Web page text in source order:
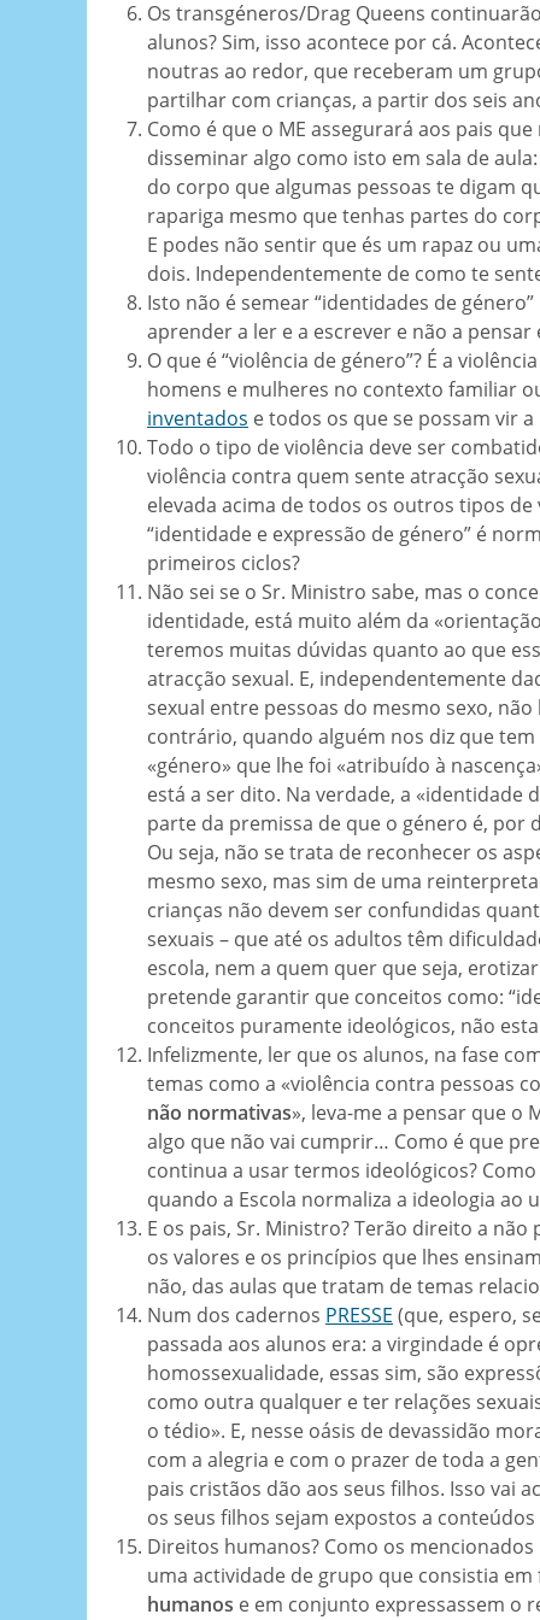
Os transgéneros/Drag Queens
alunos? Sim, isso acontece por cá.
noutras ao redor, que receberam um
partilhar com crianças, a partir dos seis
Como é que o ME assegurará aos pais
disseminar algo como isto em sala de
do corpo que algumas pessoas te digam
rapariga mesmo que tenhas partes do
E podes não sentir que és um rapaz ou
dois. Independentemente de como te
Isto não é semear “identidades de
aprender a ler e a escrever e não a pensar
O que é “violência de género”? É a
homens e mulheres no contexto familiar
inventados e todos os que se possam vir
Todo o tipo de violência deve ser
violência contra quem sente atracção
elevada acima de todos os outros tipos
“identidade e expressão de género” é
primeiros ciclos?
Não sei se o Sr. Ministro sabe, mas o
identidade, está muito além da
teremos muitas dúvidas quanto ao que
atracção sexual. E, independentemente
sexual entre pessoas do mesmo sexo,
contrário, quando alguém nos diz que
«género» que lhe foi «atribuído à
está a ser dito. Na verdade, a «identidade
parte da premissa de que o género é, por
Ou seja, não se trata de reconhecer os
mesmo sexo, mas sim de uma
crianças não devem ser confundidas
sexuais – que até os adultos têm
escola, nem a quem quer que seja,
pretende garantir que conceitos como:
conceitos puramente ideológicos, não
Infelizmente, ler que os alunos, na fase
temas como a «violência contra pessoas
não normativas», leva-me a pensar que o
algo que não vai cumprir… Como é que
continua a usar termos ideológicos?
quando a Escola normaliza a ideologia ao
E os pais, Sr. Ministro? Terão direito a
os valores e os princípios que lhes
não, das aulas que tratam de temas
Num dos cadernos PRESSE (que, espero,
passada aos alunos era: a virgindade é
homossexualidade, essas sim, são
como outra qualquer e ter relações
o tédio». E, nesse oásis de devassidão
com a alegria e com o prazer de toda a
pais cristãos dão aos seus filhos. Isso vai
os seus filhos sejam expostos a conteúdos
Direitos humanos? Como os mencionados
uma actividade de grupo que consistia
humanos e em conjunto expressassem o